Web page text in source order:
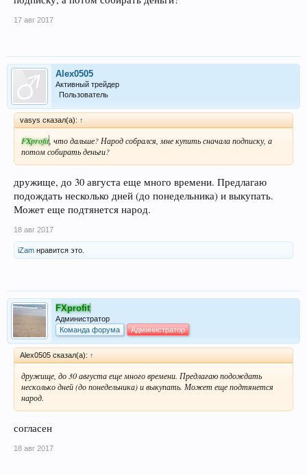
17 авг 2017
Alex0505
Активный трейдер
Пользователь
vasys сказал(а): ↑
FXprofit, что дальше? Народ собрался, мне купить сначала подписку, а
потом собирать деньги?
дружище, до 30 августа еще много времени. Предлагаю
подождать несколько дней (до понедельника) и выкупать.
Может еще подтянется народ.
18 авг 2017
iZam нравится это.
FXprofit
Администратор
Команда форума
Администратор
Alex0505 сказал(а): ↑
дружище, до 30 августа еще много времени. Предлагаю подождать
несколько дней (до понедельника) и выкупать. Может еще подтянется
народ.
согласен
18 авг 2017